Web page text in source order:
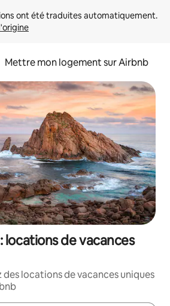
Mettre mon logement sur Airbnb
locations de vacances
des locations de vacances uniques